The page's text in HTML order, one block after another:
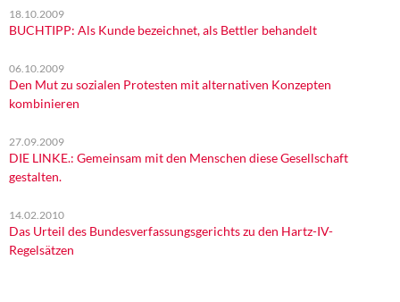
Kontakt
18.10.2009
BUCHTIPP: Als Kunde bezeichnet, als Bettler behandelt
06.10.2009
Den Mut zu sozialen Protesten mit alternativen Konzepten
kombinieren
27.09.2009
DIE LINKE.: Gemeinsam mit den Menschen diese Gesellschaft
gestalten.
14.02.2010
Das Urteil des Bundesverfassungsgerichts zu den Hartz-IV-
Regelsätzen